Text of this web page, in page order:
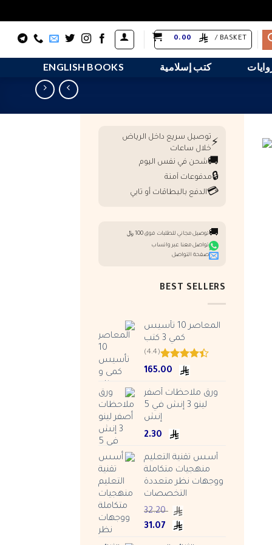
BASKET /
كتب إسلامية ENGLISH BOOKS
⚡
توصيل سريع داخل الرياض
خلال ساعات
🚚شحن في نفس اليوم
🔒مدفوعات آمنة
💳الدفع بالبطاقات أو تابي
🚚 توصيل مجاني للطلبات فوق 100 ﷼
تواصل معنا عبر واتساب
صفحة التواصل
BEST SELLERS
المعاصر 10 تأسيس
كمي 3 كتب
Rated
out
of 5
(4.4)
ورق ملاحظات أصفر
لينو 3 إنش في 5
إنش
أسس تقنية التعليم
منهجيات متكاملة
ووجهات نظر متعددة
التخصصات
32.20
Original
Current